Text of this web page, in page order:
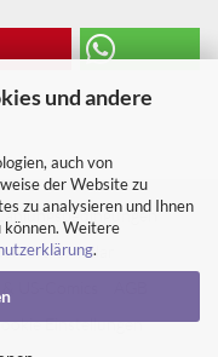
und andere
auch von
der Website zu
zu analysieren und Ihnen
können. Weitere
.
& US-Comics
Einstellungen